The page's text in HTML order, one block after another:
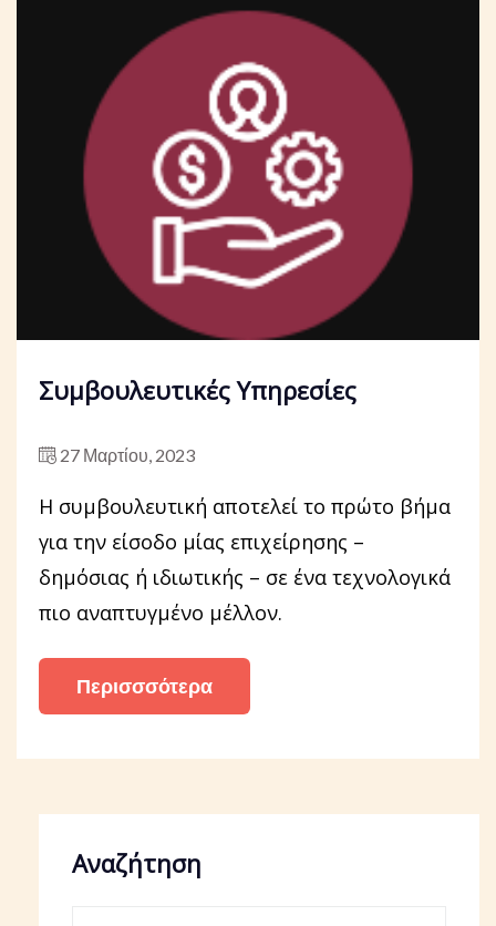
Συμβουλευτικές Υπηρεσίες
27 Μαρτίου, 2023
Η συμβουλευτική αποτελεί το πρώτο βήμα
για την είσοδο μίας επιχείρησης –
δημόσιας ή ιδιωτικής – σε ένα τεχνολογικά
πιο αναπτυγμένο μέλλον.
Περισσσότερα
Αναζήτηση